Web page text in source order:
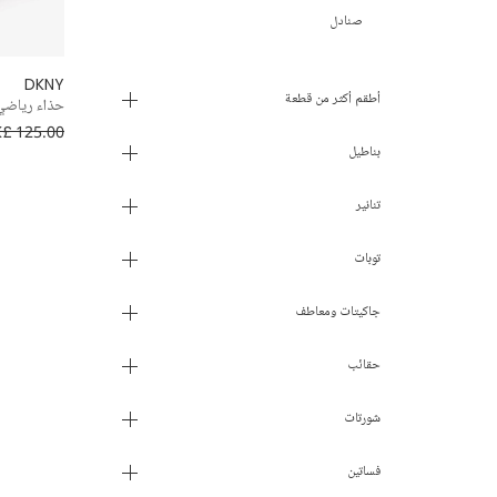
صنادل
أطقم أكثر من قطعة
بناطيل
تنانير
توبات
جاكيتات ومعاطف
حقائب
شورتات
فساتين
DKNY
حذاء
125.00